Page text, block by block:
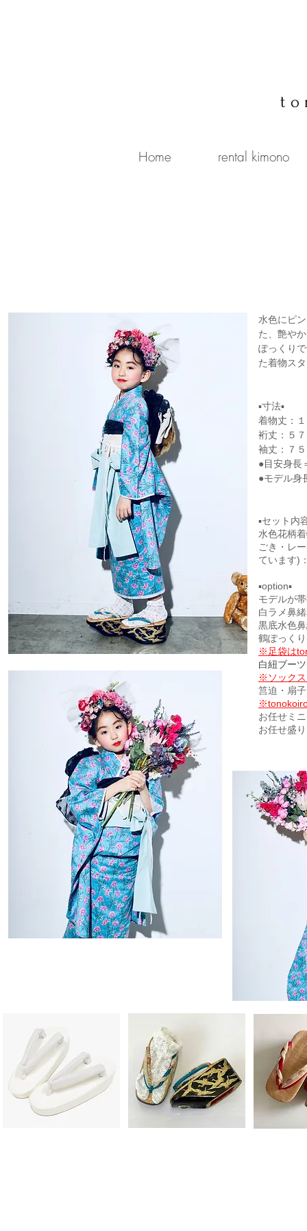
Home rental kimono
水色にピ
た、艶や
ぽっくり
た着物ス
▪寸法▪
着物丈：
裄丈：５
袖丈：７
●目安身長
●モデル身
▪セット内
水色花柄
ごき・レ
ています)
▪option▪
モデルが
白ラメ鼻
黒底水色
鶴ぽっく
※足袋は
白紐ブー
​※ソック
筥迫・扇
お任せミ
お任せ盛